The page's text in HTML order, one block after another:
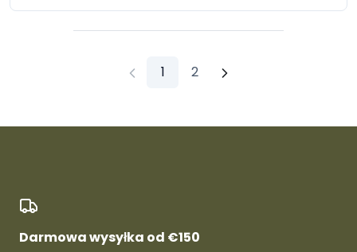
1 2
Darmowa wysyłka od €150